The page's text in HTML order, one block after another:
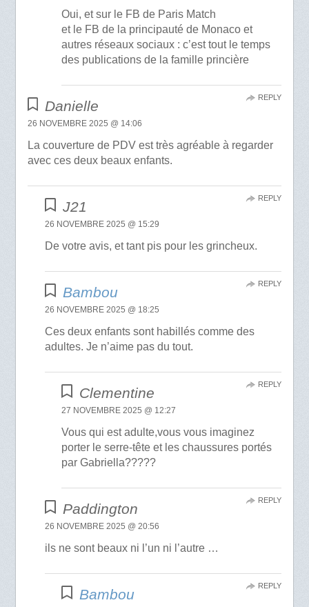
Oui, et sur le FB de Paris Match
et le FB de la principauté de Monaco et
autres réseaux sociaux : c’est tout le temps
des publications de la famille princière
Danielle
26 NOVEMBRE 2025 @ 14:06
La couverture de PDV est très agréable à regarder
avec ces deux beaux enfants.
REPLY
J21
26 NOVEMBRE 2025 @ 15:29
De votre avis, et tant pis pour les grincheux.
REPLY
Bambou
26 NOVEMBRE 2025 @ 18:25
Ces deux enfants sont habillés comme des
adultes. Je n’aime pas du tout.
REPLY
Clementine
27 NOVEMBRE 2025 @ 12:27
Vous qui est adulte,vous vous imaginez
porter le serre-tête et les chaussures portés
par Gabriella?????
REPLY
Paddington
26 NOVEMBRE 2025 @ 20:56
ils ne sont beaux ni l’un ni l’autre …
REPLY
Bambou
REPLY